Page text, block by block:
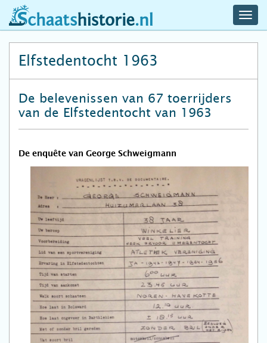
schaatshistorie.nl
Elfstedentocht 1963
De belevenissen van 67 toerrijders
van de Elfstedentocht van 1963
De enquête van George Schweigmann